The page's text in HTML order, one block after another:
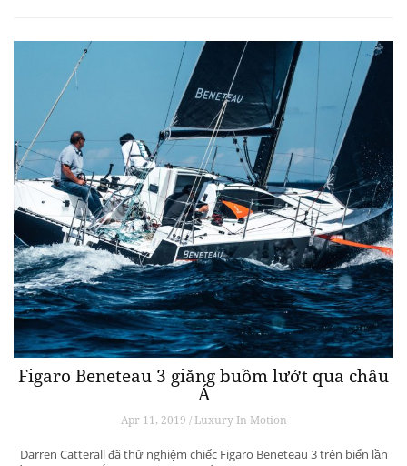
Figaro Beneteau 3 giăng buồm lướt qua châu
Á
Apr 11, 2019 / Luxury In Motion
Darren Catterall đã thử nghiệm chiếc Figaro Beneteau 3 trên biển lần